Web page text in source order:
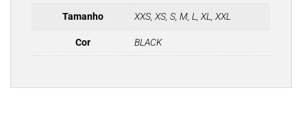
Tamanho XXS, XS, S, M, L, XL, XXL
Cor BLACK